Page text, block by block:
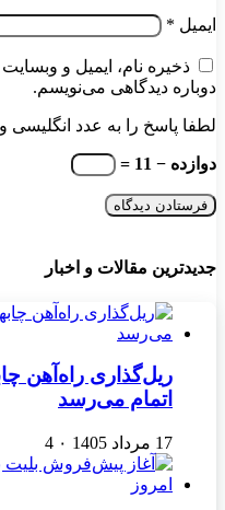
ایمیل *
ذخیره نام، ایمیل و
دوباره دیدگاهی می‌نویسم.
لطفا پاسخ را به عدد انگلیسی
دوازده − 11 =
جدیدترین مقالات و اخبار
ریل‌گذاری راه‌آهن
اتمام می‌رسد
17 مرداد 1405 ۰ 4